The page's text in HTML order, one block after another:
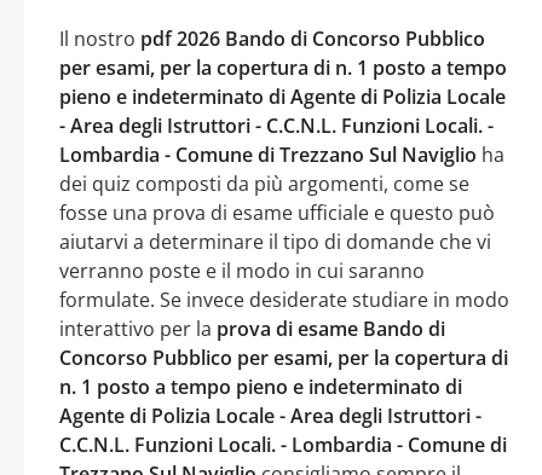
Il nostro pdf 2026 Bando di Concorso Pubblico
per esami, per la copertura di n. 1 posto a tempo
pieno e indeterminato di Agente di Polizia Locale
- Area degli Istruttori - C.C.N.L. Funzioni Locali. -
Lombardia - Comune di Trezzano Sul Naviglio ha
dei quiz composti da più argomenti, come se
fosse una prova di esame ufficiale e questo può
aiutarvi a determinare il tipo di domande che vi
verranno poste e il modo in cui saranno
formulate. Se invece desiderate studiare in modo
interattivo per la prova di esame Bando di
Concorso Pubblico per esami, per la copertura di
n. 1 posto a tempo pieno e indeterminato di
Agente di Polizia Locale - Area degli Istruttori -
C.C.N.L. Funzioni Locali. - Lombardia - Comune di